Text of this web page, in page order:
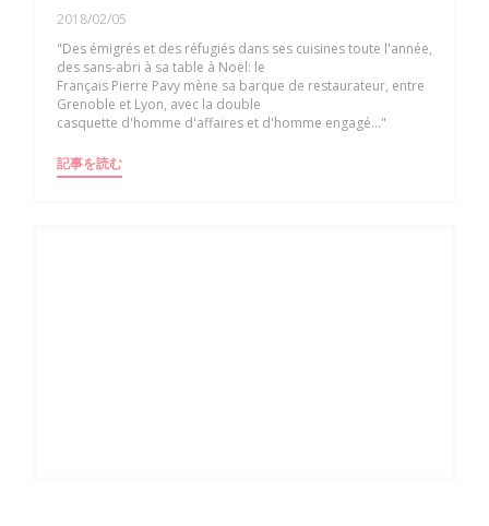
2018/02/05
"Des émigrés et des réfugiés dans ses cuisines toute l'année,
des sans-abri à sa table à Noël: le
Français Pierre Pavy mène sa barque de restaurateur, entre
Grenoble et Lyon, avec la double
casquette d'homme d'affaires et d'homme engagé..."
記事を読む((新しいウィンドウで開きます))